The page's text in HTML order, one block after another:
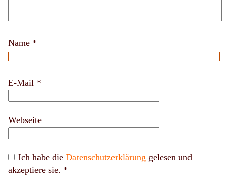
Name *
E-Mail *
Webseite
Ich habe die Datenschutzerklärung gelesen und
akzeptiere sie. *